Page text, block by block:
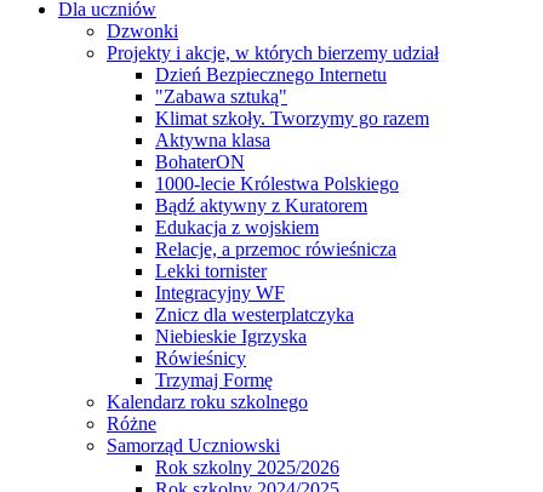
Dla uczniów
Dzwonki
Projekty i akcje, w których bierzemy udział
Dzień Bezpiecznego Internetu
"Zabawa sztuką"
Klimat szkoły. Tworzymy go razem
Aktywna klasa
BohaterON
1000-lecie Królestwa Polskiego
Bądź aktywny z Kuratorem
Edukacja z wojskiem
Relacje, a przemoc rówieśnicza
Lekki tornister
Integracyjny WF
Znicz dla westerplatczyka
Niebieskie Igrzyska
Rówieśnicy
Trzymaj Formę
Kalendarz roku szkolnego
Różne
Samorząd Uczniowski
Rok szkolny 2025/2026